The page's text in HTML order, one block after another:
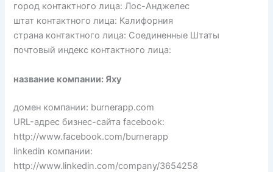
город контактного лица: Лос-Анджелес
штат контактного лица: Калифорния
страна контактного лица: Соединенные Штаты
почтовый индекс контактного лица:
название компании: Яху
домен компании: burnerapp.com
URL-адрес бизнес-сайта facebook:
http://www.facebook.com/burnerapp
linkedin компании:
http://www.linkedin.com/company/3654258